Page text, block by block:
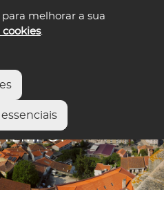
melhorar a sua
cookies.